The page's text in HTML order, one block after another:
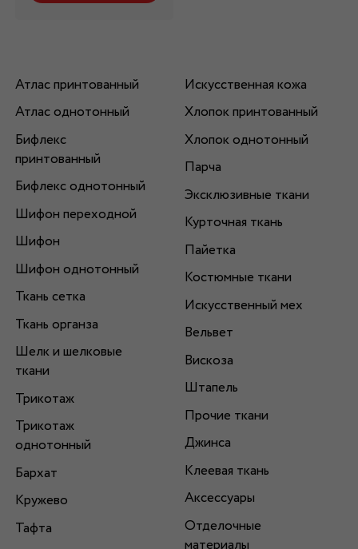
Атлас принтованный
Атлас однотонный
Бифлекс
принтованный
Бифлекс однотонный
Шифон переходной
Шифон
Шифон однотонный
Ткань сетка
Ткань органза
Шелк и шелковые
ткани
Трикотаж
Трикотаж
однотонный
Бархат
Кружево
Тафта
Искусственная кожа
Хлопок принтованный
Хлопок однотонный
Парча
Эксклюзивные ткани
Курточная ткань
Пайетка
Костюмные ткани
Искусственный мех
Вельвет
Вискоза
Штапель
Прочие ткани
Джинса
Клеевая ткань
Аксессуары
Отделочные